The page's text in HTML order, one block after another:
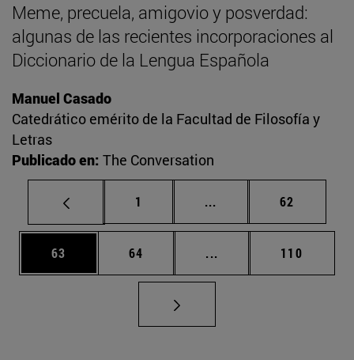
Meme, precuela, amigovio y posverdad:
algunas de las recientes incorporaciones al
Diccionario de la Lengua Española
Manuel Casado
Catedrático emérito de la Facultad de Filosofía y
Letras
Publicado en: The Conversation
Página
1 ... Páginas intermedias
Página
62
Página
63 Página
64 ... Páginas intermedias
Página
110